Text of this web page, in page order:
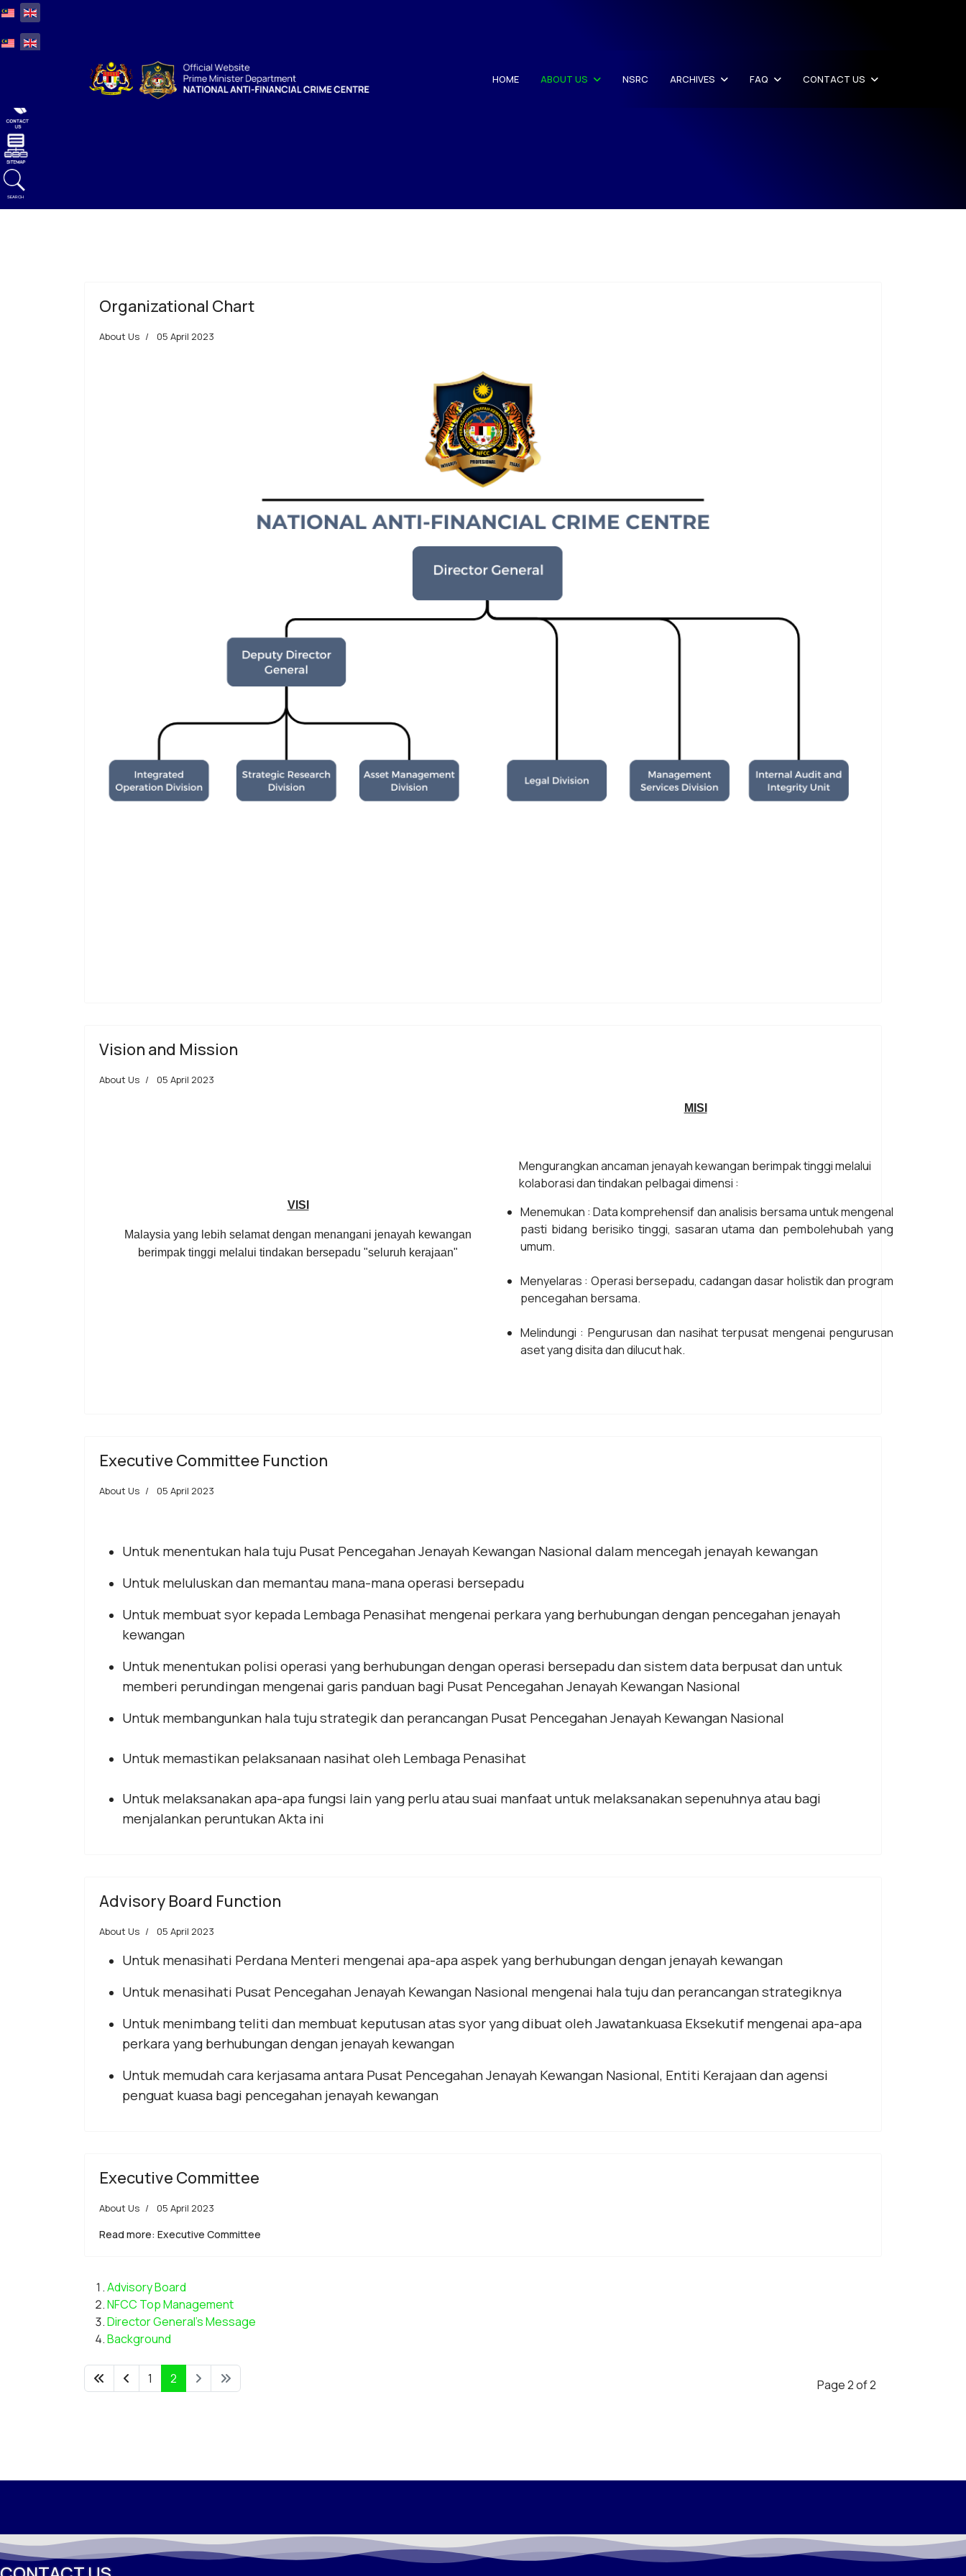
HOME ABOUT US NSRC ARCHIVES FAQ CONTACT US
Select your language
Select your language
SEARCH
Organizational Chart
About Us 05 April 2023
Vision and Mission
About Us 05 April 2023
VISI
Malaysia yang lebih selamat dengan menangani jenayah kewangan
berimpak tinggi melalui tindakan bersepadu "seluruh kerajaan"
MISI
Mengurangkan ancaman jenayah kewangan berimpak tinggi melalui
kolaborasi dan tindakan pelbagai dimensi :
Menemukan : Data komprehensif dan analisis bersama untuk mengenal
pasti bidang berisiko tinggi, sasaran utama dan pembolehubah yang
umum.
Menyelaras : Operasi bersepadu, cadangan dasar holistik dan program
pencegahan bersama.
Melindungi : Pengurusan dan nasihat terpusat mengenai pengurusan
aset yang disita dan dilucut hak.
Executive Committee Function
About Us 05 April 2023
Untuk menentukan hala tuju Pusat Pencegahan Jenayah Kewangan Nasional dalam mencegah jenayah kewangan
Untuk meluluskan dan memantau mana-mana operasi bersepadu
Untuk membuat syor kepada Lembaga Penasihat mengenai perkara yang berhubungan dengan pencegahan jenayah
kewangan
Untuk menentukan polisi operasi yang berhubungan dengan operasi bersepadu dan sistem data berpusat dan untuk
memberi perundingan mengenai garis panduan bagi Pusat Pencegahan Jenayah Kewangan Nasional
Untuk membangunkan hala tuju strategik dan perancangan Pusat Pencegahan Jenayah Kewangan Nasional
Untuk memastikan pelaksanaan nasihat oleh Lembaga Penasihat
Untuk melaksanakan apa-apa fungsi lain yang perlu atau suai manfaat untuk melaksanakan sepenuhnya atau bagi
menjalankan peruntukan Akta ini
Advisory Board Function
About Us 05 April 2023
Untuk menasihati Perdana Menteri mengenai apa-apa aspek yang berhubungan dengan jenayah kewangan
Untuk menasihati Pusat Pencegahan Jenayah Kewangan Nasional mengenai hala tuju dan perancangan strategiknya
Untuk menimbang teliti dan membuat keputusan atas syor yang dibuat oleh Jawatankuasa Eksekutif mengenai apa-apa
perkara yang berhubungan dengan jenayah kewangan
Untuk memudah cara kerjasama antara Pusat Pencegahan Jenayah Kewangan Nasional, Entiti Kerajaan dan agensi
penguat kuasa bagi pencegahan jenayah kewangan
Executive Committee
About Us 05 April 2023
Read more: Executive Committee
Advisory Board
NFCC Top Management
Director General's Message
Background
Page 2 of 2
1 2